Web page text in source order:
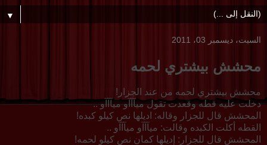
▼
السبت، ديسمبر 03، 2011
محشش بيشتري لحمه
محشش بيشتري لحمه من عند الجزار!
دخلت عليه قطه وقعدت تقول ميآآآو ميآآآو ..
المحشش قال للجزار وقاله: اديلها نص كيلو كبده!
القطه أكلت الكبده وقالت: ميآآآو ميآآآو ..
المحشش قال للجزار: إديلها كمان نص كيلو لحمه!